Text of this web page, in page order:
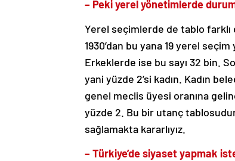
– Peki yerel yönetimlerde
Yerel seçimlerde de tablo farklı
1930’dan bu yana 19 yerel
Erkeklerde ise bu sayı 32 bin.
yani yüzde 2’si kadın. Kadın
genel meclis üyesi oranına
yüzde 2. Bu bir utanç
sağlamakta kararlıyız.
– Türkiye’de siyaset yapmak